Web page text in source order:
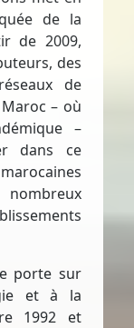
de la
de 2009,
des
de
– où
–
dans ce
porte sur
et à la
1992 et